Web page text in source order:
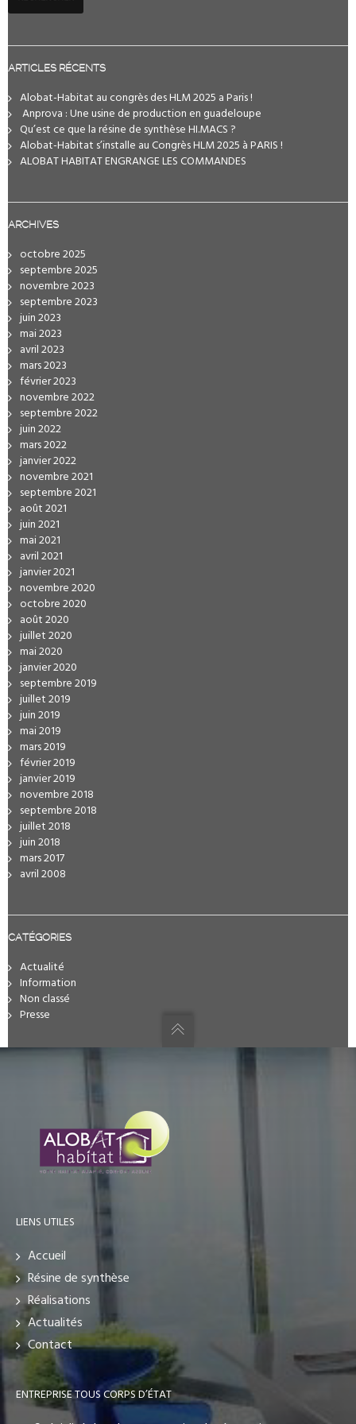
ARTICLES RÉCENTS
Alobat-Habitat au congrès des HLM 2025 a Paris !
️ Anprova : Une usine de production en guadeloupe
Qu’est ce que la résine de synthèse HI.MACS ?
Alobat-Habitat s’installe au Congrès HLM 2025 à PARIS !
ALOBAT HABITAT ENGRANGE LES COMMANDES
ARCHIVES
octobre 2025
septembre 2025
novembre 2023
septembre 2023
juin 2023
mai 2023
avril 2023
mars 2023
février 2023
novembre 2022
septembre 2022
juin 2022
mars 2022
janvier 2022
novembre 2021
septembre 2021
août 2021
juin 2021
mai 2021
avril 2021
janvier 2021
novembre 2020
octobre 2020
août 2020
juillet 2020
mai 2020
janvier 2020
septembre 2019
juillet 2019
juin 2019
mai 2019
mars 2019
février 2019
janvier 2019
novembre 2018
septembre 2018
juillet 2018
juin 2018
mars 2017
avril 2008
CATÉGORIES
Actualité
Information
Non classé
Presse
LIENS UTILES
Accueil
Résine de synthèse
Réalisations
Actualités
Contact
ENTREPRISE TOUS CORPS D’ÉTAT